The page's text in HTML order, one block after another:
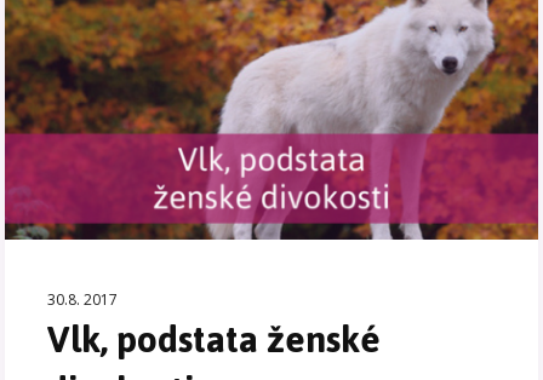
30.8. 2017
Vlk, podstata ženské